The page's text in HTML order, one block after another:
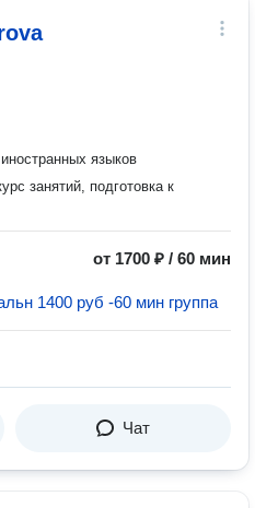
языков
занятий, подготовка к
от 1700 ₽ / 60 мин
1400 руб -60 мин группа
Чат